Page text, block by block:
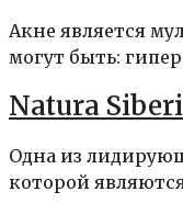
Акне является
могут быть:
Natura
Одна из
которой